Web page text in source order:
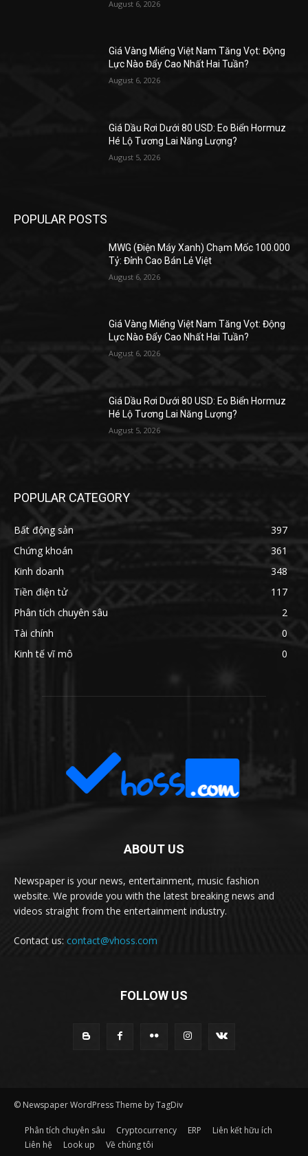
August 6, 2026
Giá Vàng Miếng Việt Nam Tăng Vọt: Động
Lực Nào Đẩy Cao Nhất Hai Tuần?
August 6, 2026
Giá Dầu Rơi Dưới 80 USD: Eo Biển Hormuz
Hé Lộ Tương Lai Năng Lượng?
August 5, 2026
POPULAR POSTS
MWG (Điện Máy Xanh) Chạm Mốc 100.000
Tỷ: Đỉnh Cao Bán Lẻ Việt
August 6, 2026
Giá Vàng Miếng Việt Nam Tăng Vọt: Động
Lực Nào Đẩy Cao Nhất Hai Tuần?
August 6, 2026
Giá Dầu Rơi Dưới 80 USD: Eo Biển Hormuz
Hé Lộ Tương Lai Năng Lượng?
August 5, 2026
POPULAR CATEGORY
Bất động sản
397
Chứng khoán
361
Kinh doanh
348
Tiền điện tử
117
Phân tích chuyên sâu
2
Tài chính
0
Kinh tế vĩ mô
0
ABOUT US
Newspaper is your news, entertainment, music fashion
website. We provide you with the latest breaking news and
videos straight from the entertainment industry.
Contact us: contact@vhoss.com
FOLLOW US
© Newspaper WordPress Theme by TagDiv
Phân tích chuyên sâu Cryptocurrency ERP
Liên kết hữu ích
Liên hệ
Look up Về chúng tôi